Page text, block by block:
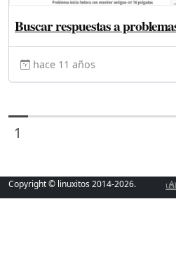
Buscar respuestas a
hace 11 años
1
Copyright © linuxitos 2014-2026. Términos